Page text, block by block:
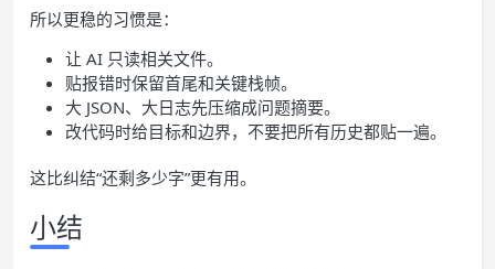
所以更稳的习惯是：
让 AI 只读相关文件。
贴报错时保留首尾和关键栈帧。
大 JSON、大日志先压缩成问题摘要。
改代码时给目标和边界，不要把所有历史都贴一遍。
这比纠结“还剩多少字”更有用。
小结